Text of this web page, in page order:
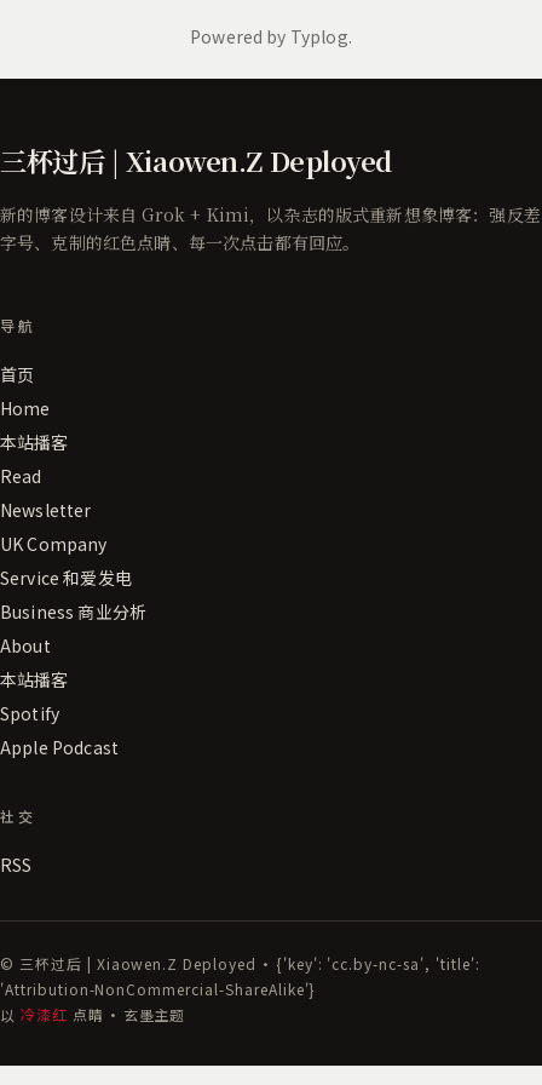
三杯过后 | Xiaowen.Z Deployed
新的博客设计来自 Grok + Kimi，以杂志的版式重新想象博客：强反差
字号、克制的红色点睛、每一次点击都有回应。
导航
首页
Home
本站播客
Read
Newsletter
UK Company
Service 和爱发电
Business 商业分析
About
本站播客
Spotify
Apple Podcast
社交
RSS
© 三杯过后 | Xiaowen.Z Deployed · {'key': 'cc.by-nc-sa', 'title':
'Attribution-NonCommercial-ShareAlike'}
以 冷漆红 点睛 · 玄墨主题